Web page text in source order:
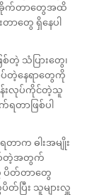
ခိုက်တာတွေအထိ
ာတွေ ရှိနေပါ
တဲ့ သံပြားတွေ၊
တဲ့နေရာတွေကို
န်းလုပ်ကိုင်တဲ့သူ
တာဖြစ်ပါ
ာက ဓါးအမျိုး
ြစ်တဲ့အတွက်
ပိတ်တာတွေ
ပြီး သူများလှူ